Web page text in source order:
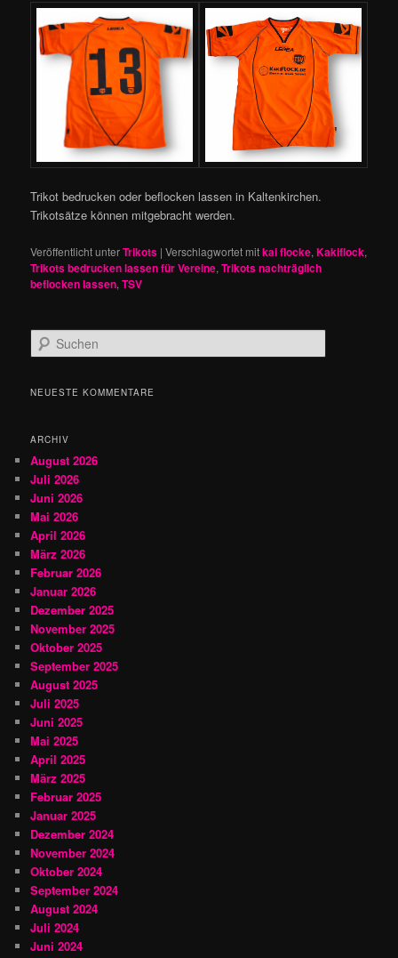
Trikot bedrucken oder beflocken lassen in Kaltenkirchen.
Trikotsätze können mitgebracht werden.
Veröffentlicht unterTrikots |Verschlagwortet mitkai flocke,Kakiflock,
Trikots bedrucken lassen für Vereine,Trikots nachträglich
beflocken lassen,TSV
u
h
NEUESTE KOMMENTARE
ARCHIV
August 2026
Juli 2026
Juni 2026
Mai 2026
April 2026
März 2026
Februar 2026
Januar 2026
Dezember 2025
November 2025
Oktober 2025
September 2025
August 2025
Juli 2025
Juni 2025
Mai 2025
April 2025
März 2025
Februar 2025
Januar 2025
Dezember 2024
November 2024
Oktober 2024
September 2024
August 2024
Juli 2024
Juni 2024